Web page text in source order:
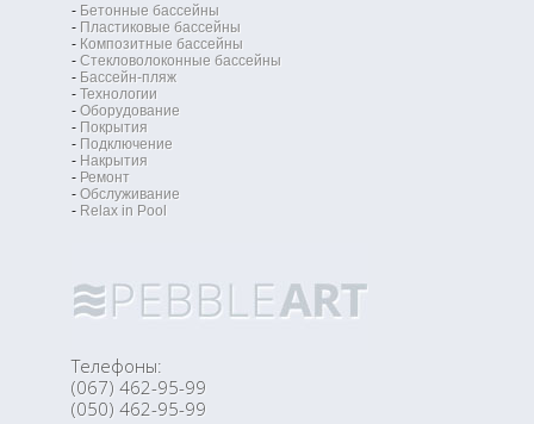
- Бетонные бассейны
- Пластиковые бассейны
- Композитные бассейны
- Стекловолоконные бассейны
- Бассейн-пляж
- Технологии
- Оборудование
- Покрытия
- Подключение
- Накрытия
- Ремонт
- Обслуживание
- Relax in Pool
Телефоны:
(067) 462-95-99
(050) 462-95-99